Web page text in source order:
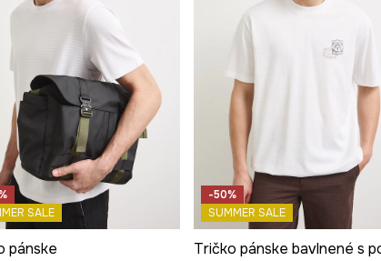
SALE
pánske
-50%
SUMMER SALE